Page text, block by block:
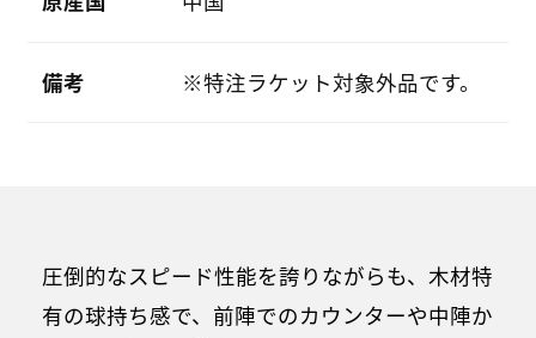
備考 ※特注ラケット対象外品です。
圧倒的なスピード性能を誇りながらも、木材特
有の球持ち感で、前陣でのカウンターや中陣か